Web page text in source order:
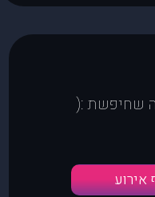
שחיפשת :(
אירוע